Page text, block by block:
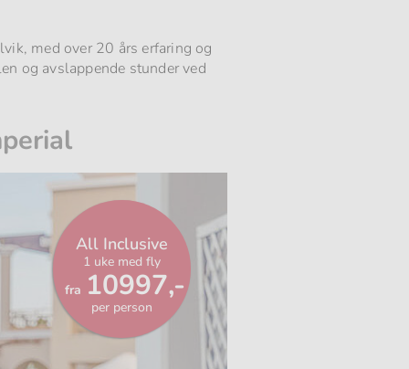
med over 20 års erfaring og
og avslappende stunder ved
All Inclusive
1 uke med fly
Fra
fra 10997,-
per person